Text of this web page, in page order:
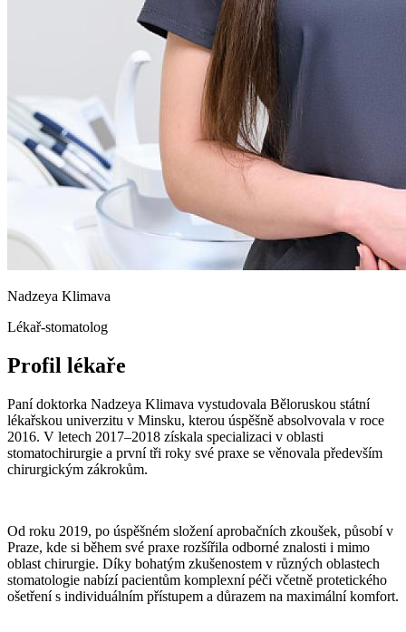
Nadzeya Klimava
Lékař-stomatolog
Profil lékaře
Paní doktorka Nadzeya Klimava vystudovala Běloruskou státní
lékařskou univerzitu v Minsku, kterou úspěšně absolvovala v roce
2016. V letech 2017–2018 získala specializaci v oblasti
stomatochirurgie a první tři roky své praxe se věnovala především
chirurgickým zákrokům.
Od roku 2019, po úspěšném složení aprobačních zkoušek, působí v
Praze, kde si během své praxe rozšířila odborné znalosti i mimo
oblast chirurgie. Díky bohatým zkušenostem v různých oblastech
stomatologie nabízí pacientům komplexní péči včetně protetického
ošetření s individuálním přístupem a důrazem na maximální komfort.